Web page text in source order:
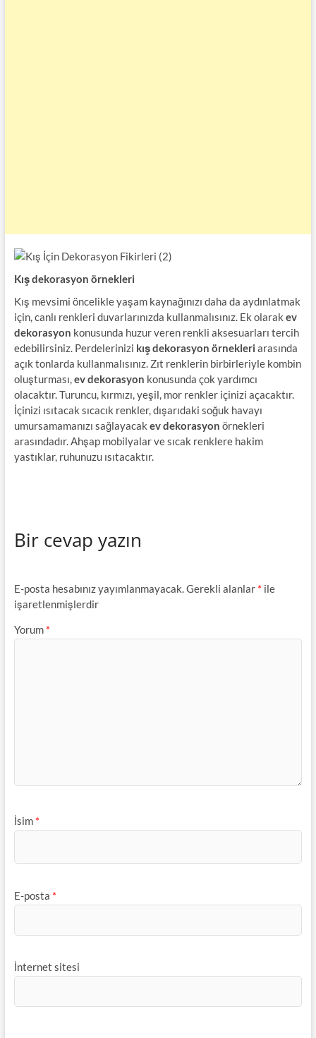
Kış dekorasyon örnekleri
Kış mevsimi öncelikle yaşam kaynağınızı daha da aydınlatmak
için, canlı renkleri duvarlarınızda kullanmalısınız. Ek olarak ev
dekorasyon konusunda huzur veren renkli aksesuarları tercih
edebilirsiniz. Perdelerinizi kış dekorasyon örnekleri arasında
açık tonlarda kullanmalısınız. Zıt renklerin birbirleriyle kombin
oluşturması,ev dekorasyon konusunda çok yardımcı
olacaktır. Turuncu, kırmızı, yeşil, mor renkler içinizi açacaktır.
İçinizi ısıtacak sıcacık renkler, dışarıdaki soğuk havayı
umursamamanızı sağlayacak ev dekorasyon örnekleri
arasındadır. Ahşap mobilyalar ve sıcak renklere hakim
yastıklar, ruhunuzu ısıtacaktır.
Bir cevap yazın
E-posta hesabınız yayımlanmayacak.Gerekli alanlar * ile
işaretlenmişlerdir
Yorum *
İsim *
E-posta *
İnternet sitesi